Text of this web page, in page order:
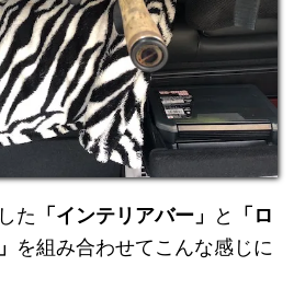
た 「インテリアバー」 と
「ロ
を組み合わせてこんな感じに